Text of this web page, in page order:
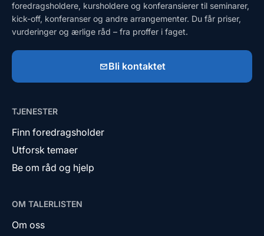
foredragsholdere, kursholdere og konferansierer til seminarer,
kick-off, konferanser og andre arrangementer. Du får priser,
vurderinger og ærlige råd – fra proffer i faget.
Bli kontaktet
TJENESTER
Finn foredragsholder
Utforsk temaer
Be om råd og hjelp
OM TALERLISTEN
Om oss